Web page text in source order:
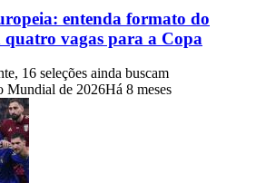
entenda formato do
quatro vagas para a Copa
16 seleções ainda buscam
Mundial de 2026Há 8 meses